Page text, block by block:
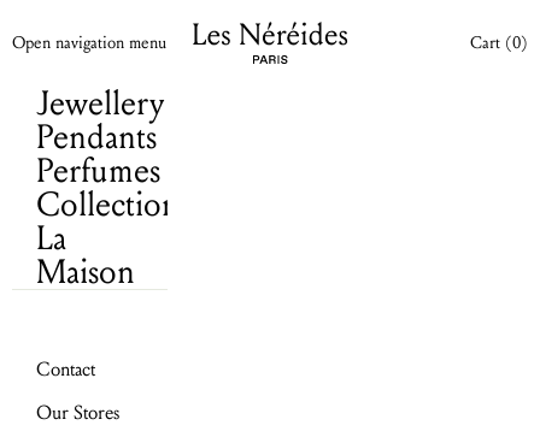
Les Néréides N2 WW
Open navigation menu Open cart
Cart (0)
Jewellery
Pendants
Perfumes
Collections
La
Maison
Contact
Our Stores
Your cart is empty